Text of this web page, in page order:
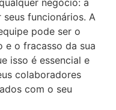
negócio: a
funcionários. A
pode ser o
e o fracasso da sua
isso é essencial e
colaboradores
com o seu